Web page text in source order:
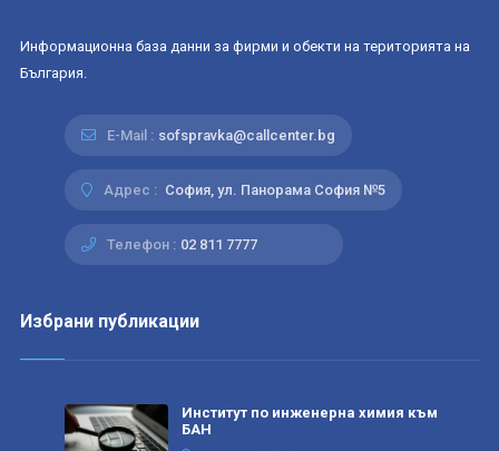
Информационна база данни за фирми и обекти на територията на
България.
E-Mail : sofspravka@callcenter.bg
Адрес : София, ул. Панорама София №5
Телефон : 02 811 7777
Избрани публикации
Институт по инженерна химия към
БАН